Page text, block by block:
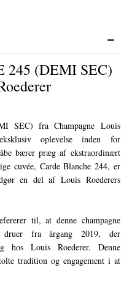
245 (DEMI SEC)
SEC) fra Champagne Louis
oplevelse inden for
bærer præg af ekstraordinært
cuvée, Carde Blanche 244, er
en del af Louis Roederers
til, at denne champagne
druer fra årgang 2019, der
hos Louis Roederer. Denne
tradition og engagement i at